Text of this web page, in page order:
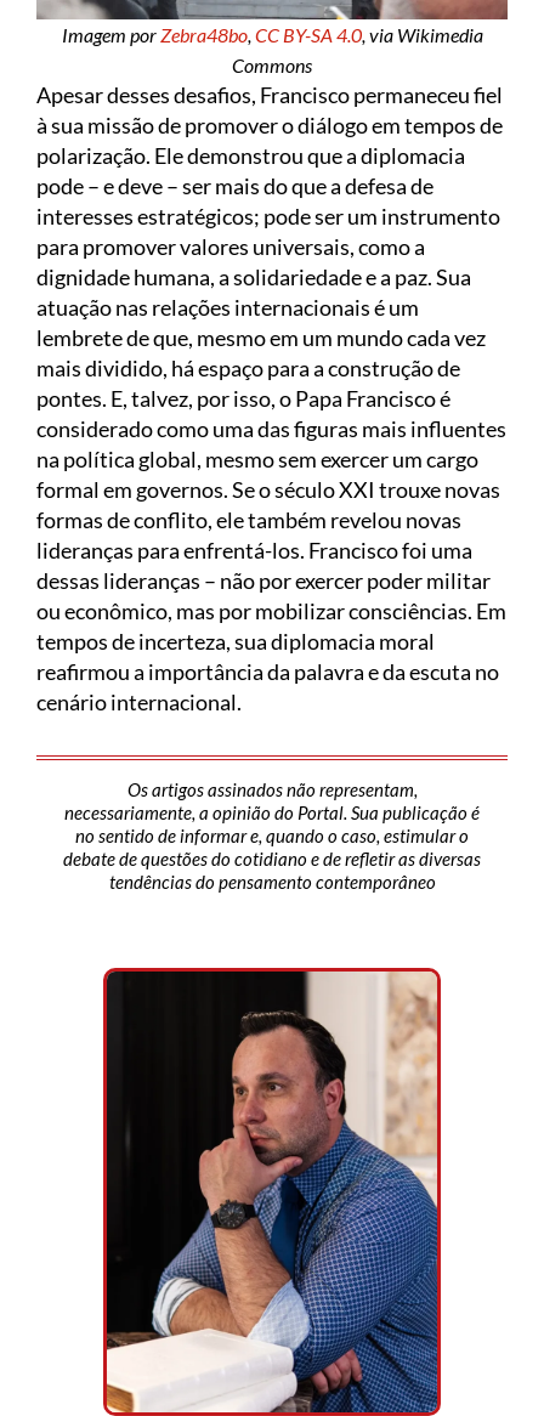
Imagem porZebra48bo,CC BY-SA 4.0, via Wikimedia
Commons
Apesar desses desafios, Francisco permaneceu fiel
à sua missão de promover o diálogo em tempos de
polarização. Ele demonstrou que a diplomacia
pode – e deve – ser mais do que a defesa de
interesses estratégicos; pode ser um instrumento
para promover valores universais, como a
dignidade humana, a solidariedade e a paz. Sua
atuação nas relações internacionais é um
lembrete de que, mesmo em um mundo cada vez
mais dividido, há espaço para a construção de
pontes. E, talvez, por isso, o Papa Francisco é
considerado como uma das figuras mais influentes
na política global, mesmo sem exercer um cargo
formal em governos. Se o século XXI trouxe novas
formas de conflito, ele também revelou novas
lideranças para enfrentá-los. Francisco foi uma
dessas lideranças – não por exercer poder militar
ou econômico, mas por mobilizar consciências. Em
tempos de incerteza, sua diplomacia moral
reafirmou a importância da palavra e da escuta no
cenário internacional.
Os artigos assinados não representam,
necessariamente, a opinião do Portal. Sua publicação é
no sentido de informar e, quando o caso, estimular o
debate de questões do cotidiano e de refletir as diversas
tendências do pensamento contemporâneo